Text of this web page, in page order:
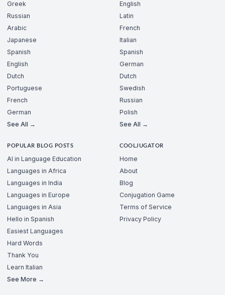
Greek
Russian
Arabic
Japanese
Spanish
English
Dutch
Portuguese
French
German
See All →
English
Latin
French
Italian
Spanish
German
Dutch
Swedish
Russian
Polish
See All →
POPULAR BLOG POSTS
AI in Language Education
Languages in Africa
Languages in India
Languages in Europe
Languages in Asia
Hello in Spanish
Easiest Languages
Hard Words
Thank You
Learn Italian
See More →
COOLJUGATOR
Home
About
Blog
Conjugation Game
Terms of Service
Privacy Policy